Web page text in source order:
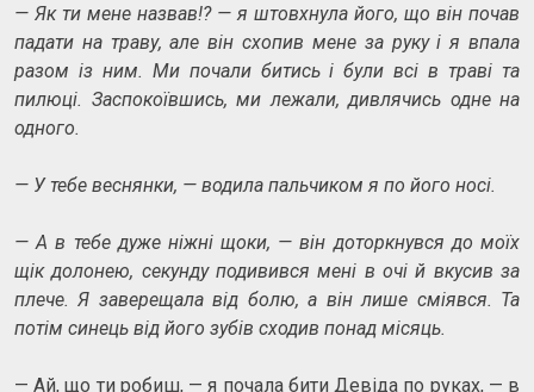
— Як ти мене назвав!? — я штовхнула його, що він почав
падати на траву, але він схопив мене за руку і я впала
разом із ним. Ми почали битись і були всі в траві та
пилюці. Заспокоївшись, ми лежали, дивлячись одне на
одного.
— У тебе веснянки, — водила пальчиком я по його носі.
— А в тебе дуже ніжні щоки, — він доторкнувся до моїх
щік долонею, секунду подивився мені в очі й вкусив за
плече. Я заверещала від болю, а він лише сміявся. Та
потім синець від його зубів сходив понад місяць.
— Ай, що ти робиш, — я почала бити Девіда по руках, — в